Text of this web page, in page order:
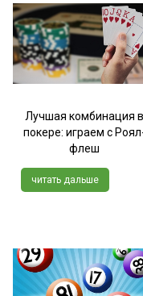
Лучшая комбинация в
покере: играем с
флеш
читать дальше